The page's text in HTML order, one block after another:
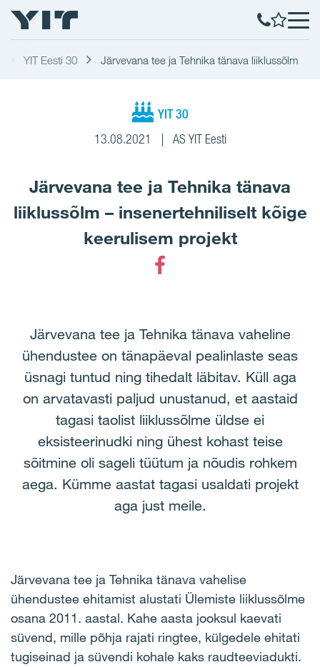
YIT Eesti 30 Järvevana tee ja Tehnika tänava liiklussõlm
YIT 30
13.08.2021 AS YIT Eesti
Järvevana tee ja Tehnika tänava
liiklussõlm – insenertehniliselt kõige
keerulisem projekt
Järvevana tee ja Tehnika tänava vaheline
ühendustee on tänapäeval pealinlaste seas
üsnagi tuntud ning tihedalt läbitav. Küll aga
on arvatavasti paljud unustanud, et aastaid
tagasi taolist liiklussõlme üldse ei
eksisteerinudki ning ühest kohast teise
sõitmine oli sageli tüütum ja nõudis rohkem
aega. Kümme aastat tagasi usaldati projekt
aga just meile.
Järvevana tee ja Tehnika tänava vahelise
ühendustee ehitamist alustati Ülemiste liiklussõlme
osana 2011. aastal. Kahe aasta jooksul kaevati
süvend, mille põhja rajati ringtee, külgedele ehitati
tugiseinad ja süvendi kohale kaks raudteeviadukti.